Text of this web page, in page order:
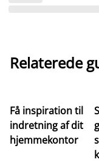
Relaterede
Få inspiration til
indretning af dit
hjemmekontor